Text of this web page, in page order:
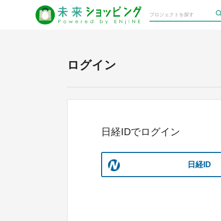
ログイン
日経IDでログイン
日経ID